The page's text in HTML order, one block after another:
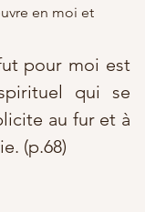
en moi et
pour moi est
qui se
au fur et à
(p.68)